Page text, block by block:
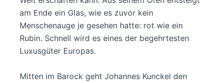
am Ende ein Glas, wie es zuvor kein
Menschenauge je gesehen hatte: rot wie ein
Rubin. Schnell wird es eines der begehrtesten
Luxusgüter Europas.
Mitten im Barock geht Johannes Kunckel den